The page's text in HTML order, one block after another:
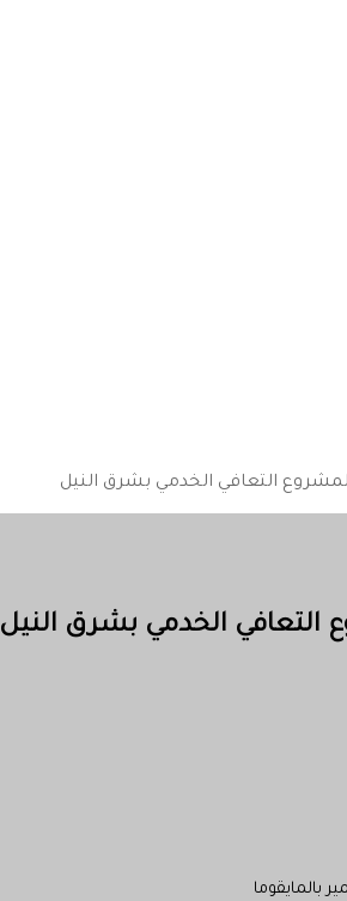
التعافي الخدمي بشرق النيل
التعافي الخدمي بشرق النيل
بالمايقوما